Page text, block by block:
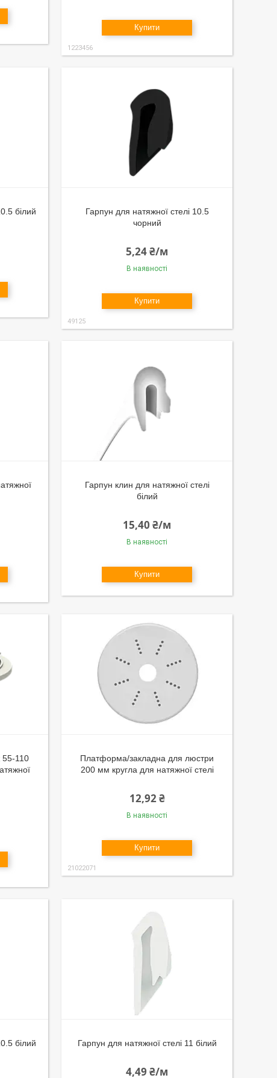
Купити
1223456
білий
Гарпун для натяжної стелі 10.5
чорний
5,24 ₴/м
В наявності
Купити
49125
Гарпун клин для натяжної стелі
білий
15,40 ₴/м
В наявності
Купити
55-110
Платформа/закладна для люстри
200 мм кругла для натяжної стелі
12,92 ₴
В наявності
Купити
21022071
білий Гарпун для натяжної стелі 11 білий
4,49 ₴/м